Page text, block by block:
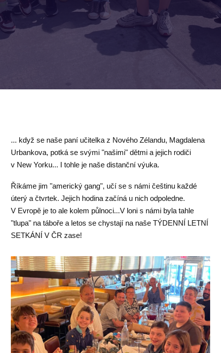
... když se naše paní učitelka z Nového Zélandu, Magdalena
Urbankova, potká se svými "našimi" dětmi a jejich rodiči
v New Yorku... I tohle je naše distanční výuka.
Říkáme jim "americký gang", učí se s námi češtinu každé
úterý a čtvrtek. Jejich hodina začíná u nich odpoledne.
V Evropě je to ale kolem půlnoci...V loni s námi byla tahle
"tlupa" na táboře a letos se chystají na naše TÝDENNÍ LETNÍ
SETKÁNÍ V ČR zase!